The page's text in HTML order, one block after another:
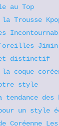
au Top
la Trousse
et distinctif
la coque
style
tendance
un style
Coréenne